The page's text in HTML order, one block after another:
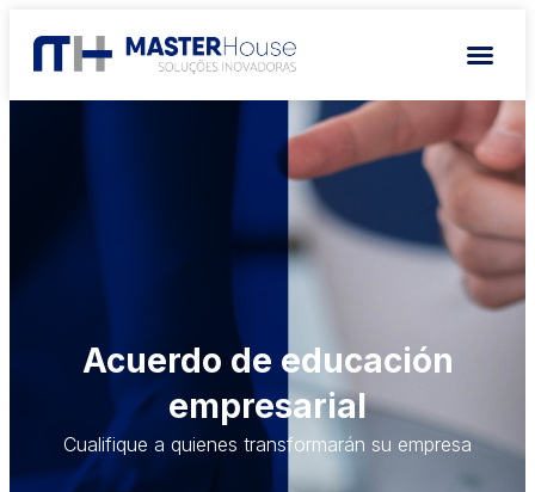
Acuerdo de educación
empresarial
Cualifique a quienes transformarán su empresa